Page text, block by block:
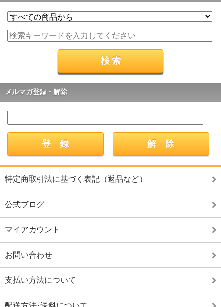
メルマガ登録・解除
特定商取引法に基づく表記（返品など）
公式ブログ
マイアカウント
お問い合わせ
支払い方法について
配送方法･送料について